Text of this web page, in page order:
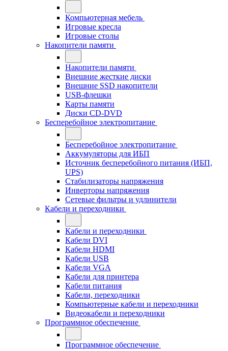
Компьютерная мебель
Игровые кресла
Игровые столы
Накопители памяти
Накопители памяти
Внешние жесткие диски
Внешние SSD накопители
USB-флешки
Карты памяти
Диски CD-DVD
Бесперебойное электропитание
Бесперебойное электропитание
Аккумуляторы для ИБП
Источник бесперебойного питания (ИБП,
UPS)
Стабилизаторы напряжения
Инверторы напряжения
Сетевые фильтры и удлинители
Кабели и переходники
Кабели и переходники
Кабели DVI
Кабели HDMI
Кабели USB
Кабели VGA
Кабели для принтера
Кабели питания
Кабели, переходники
Компьютерные кабели и переходники
Видеокабели и переходники
Программное обеспечение
Программное обеспечение